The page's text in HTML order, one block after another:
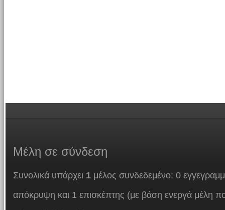
Μέλη σε σύνδεση
Συνολικά υπάρχει 1μέλος συνδεδεμένο: 0
απόκρυψη και 1 επισκέπτης (με βάση ενεργά μέλη